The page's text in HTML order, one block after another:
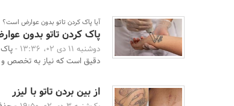
آیا پاک کردن تاتو بدون عوارض است؟
پاک کردن تاتو بدون
دوشنبه 11 دی 02، 13:36 -
دقیق است که نیاز به تخصص و
از بین بردن تاتو با لیزر